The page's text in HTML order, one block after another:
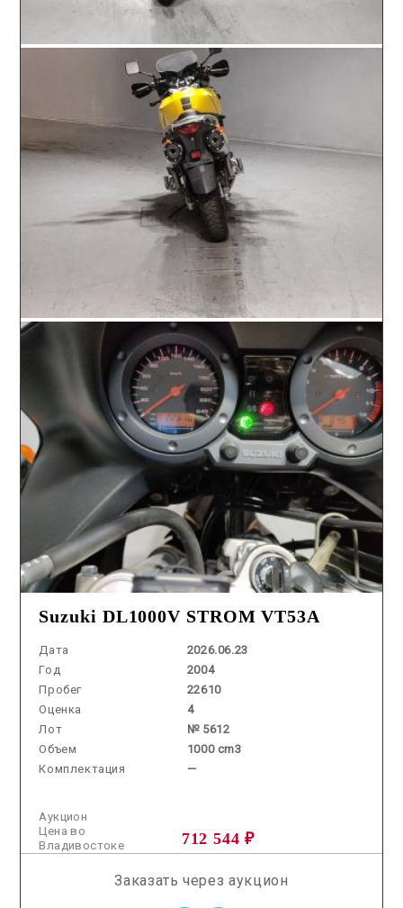
Suzuki DL1000V STROM VT53A
Дата
2026.06.23
Год
2004
Пробег
22610
Оценка
4
Лот
№ 5612
Объем
1000 cm3
Комплектация
—
Аукцион
712 544 ₽
Цена во
Владивостоке
Заказать через аукцион